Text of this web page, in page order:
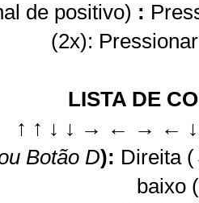
de positivo) :
(2x):
LISTA DE
↑ ↑ ↓ ↓ → ← → ←
Botão D): Direita
baixo